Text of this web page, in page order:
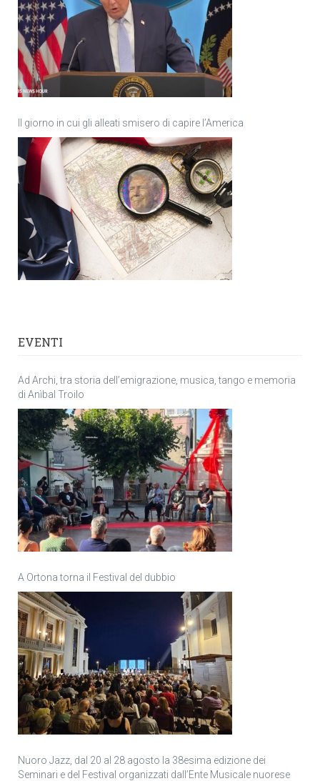
Il giorno in cui gli alleati smisero di capire l’America
EVENTI
Ad Archi, tra storia dell’emigrazione, musica, tango e memoria
di Anìbal Troilo
A Ortona torna il Festival del dubbio
Nuoro Jazz, dal 20 al 28 agosto la 38esima edizione dei
Seminari e del Festival organizzati dall’Ente Musicale nuorese